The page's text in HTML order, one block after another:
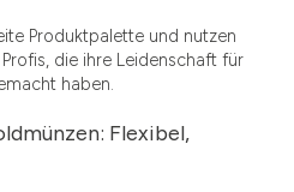
Produktpalette und nutzen
die ihre Leidenschaft für
haben.
Flexibel,